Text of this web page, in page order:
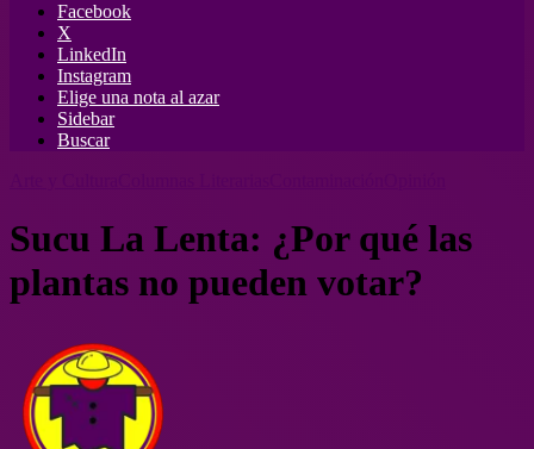
Facebook
X
LinkedIn
Instagram
Elige una nota al azar
Sidebar
Buscar
Sucu La Lenta: ¿Por qué las
plantas no pueden votar?